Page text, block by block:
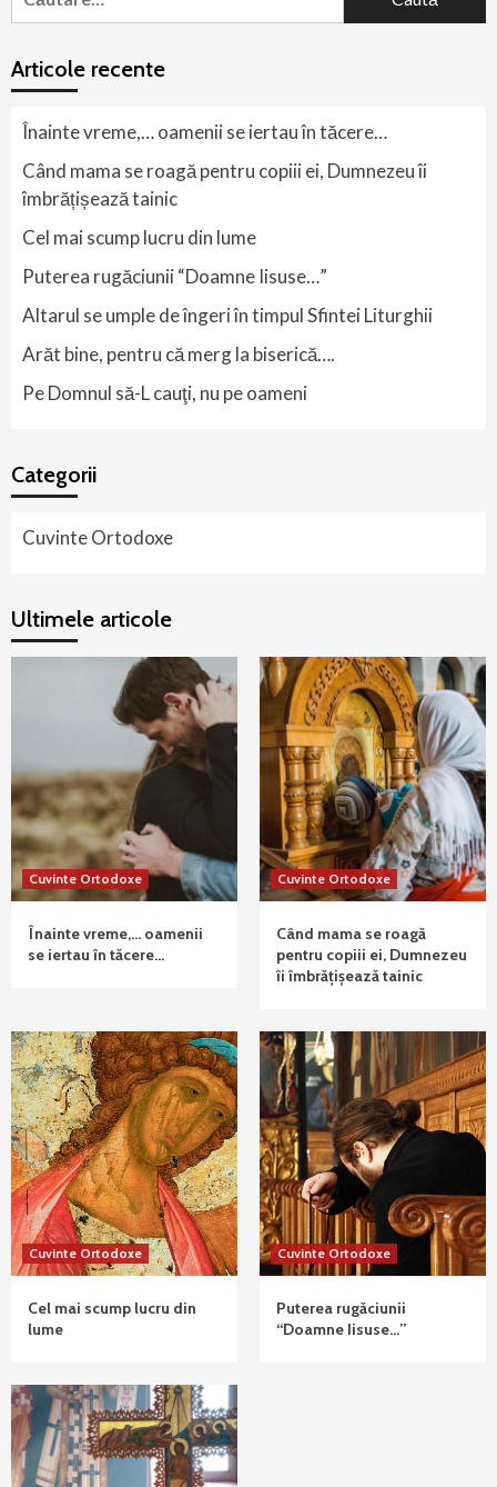
după:
Articole recente
Înainte vreme,… oamenii se iertau în tăcere…
Când mama se roagă pentru copiii ei, Dumnezeu îi
îmbrățișează tainic
Cel mai scump lucru din lume
Puterea rugăciunii “Doamne Iisuse…”
Altarul se umple de îngeri în timpul Sfintei Liturghii
Arăt bine, pentru că merg la biserică….
Pe Domnul să-L cauţi, nu pe oameni
Categorii
Cuvinte Ortodoxe
Ultimele articole
Cuvinte Ortodoxe
Înainte vreme,… oamenii
se iertau în tăcere…
Cuvinte Ortodoxe
Când mama se roagă
pentru copiii ei, Dumnezeu
îi îmbrățișează tainic
Cuvinte Ortodoxe
Cel mai scump lucru din
lume
Cuvinte Ortodoxe
Puterea rugăciunii
“Doamne Iisuse…”